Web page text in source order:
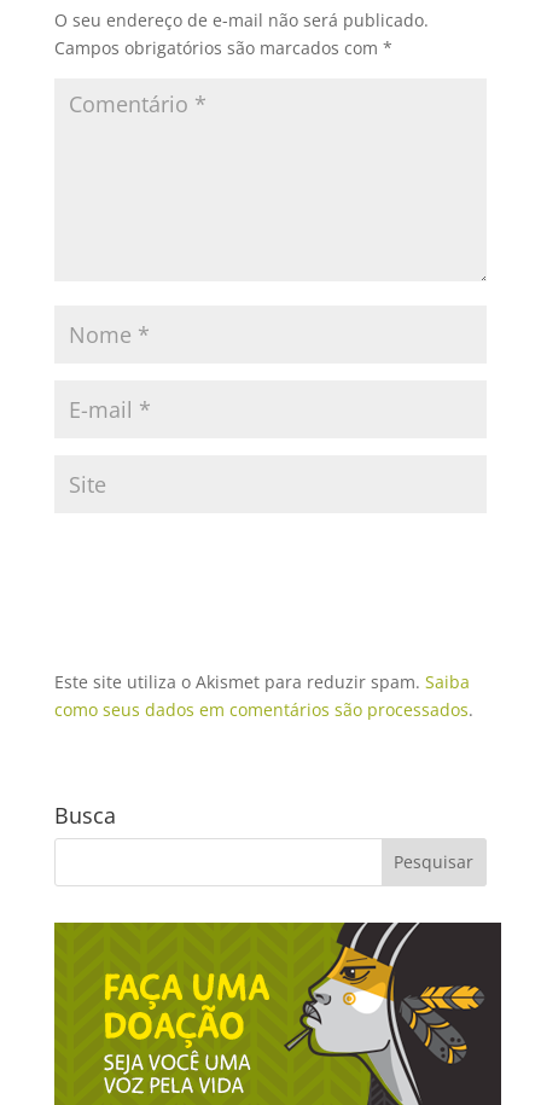
O seu endereço de e-mail não será publicado.
Campos obrigatórios são marcados com *
Este site utiliza o Akismet para reduzir spam. Saiba
como seus dados em comentários são processados.
Busca